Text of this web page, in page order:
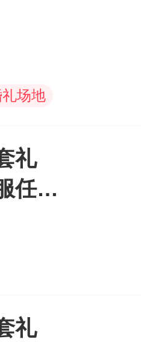
场地
礼
任你
礼